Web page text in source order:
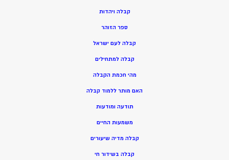
קבלה ויהדות
ספר הזוהר
קבלה לעם ישראל
קבלה למתחילים
מהי חכמת הקבלה
האם מותר ללמוד קבלה
תודעה ומודעות
משמעות החיים
קבלה מדיה שיעורים
קבלה בשידור חי